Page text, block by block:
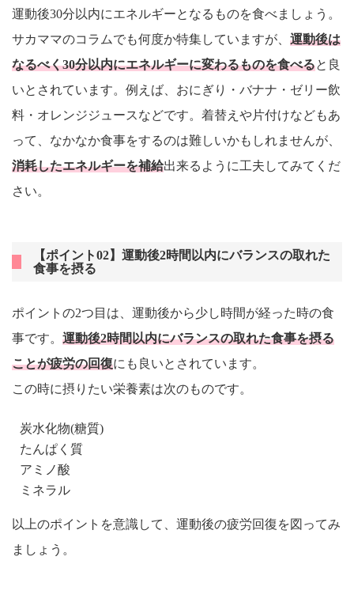
運動後30分以内にエネルギーとなるものを食べましょう。
サカママのコラムでも何度か特集していますが、 運動後は
なるべく30分以内にエネルギーに変わるものを食べると良
いとされています。例えば、おにぎり・バナナ・ゼリー飲
料・オレンジジュースなどです。着替えや片付けなどもあ
って、なかなか食事をするのは難しいかもしれませんが、
消耗したエネルギーを補給出来るように工夫してみてくだ
さい。
【ポイント02】運動後2時間以内にバランスの取れた
食事を摂る
ポイントの2つ目は、運動後から少し時間が経った時の食
事です。 運動後2時間以内にバランスの取れた食事を摂る
ことが疲労の回復にも良いとされています。
この時に摂りたい栄養素は次のものです。
炭水化物(糖質)
たんぱく質
アミノ酸
ミネラル
以上のポイントを意識して、運動後の疲労回復を図ってみ
ましょう。